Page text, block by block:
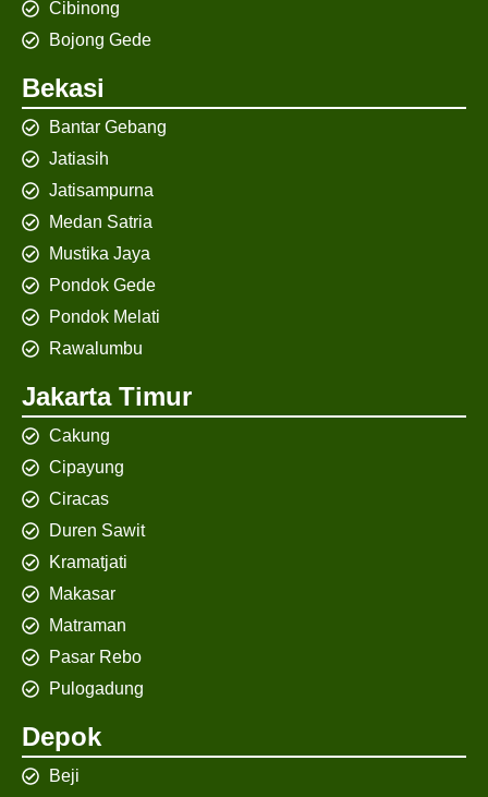
Cibinong
Bojong Gede
Bekasi
Bantar Gebang
Jatiasih
Jatisampurna
Medan Satria
Mustika Jaya
Pondok Gede
Pondok Melati
Rawalumbu
Jakarta Timur
Cakung
Cipayung
Ciracas
Duren Sawit
Kramatjati
Makasar
Matraman
Pasar Rebo
Pulogadung
Depok
Beji